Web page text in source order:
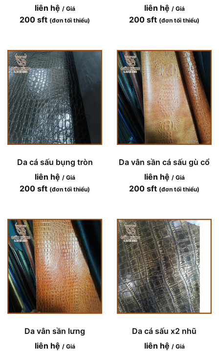
liên hệ / Giá
200 sft (đơn tối thiểu)
liên hệ / Giá
200 sft (đơn tối thiểu)
Da cá sấu bụng tròn
liên hệ / Giá
200 sft (đơn tối thiểu)
Da vân sần cá sấu gù cổ
liên hệ / Giá
200 sft (đơn tối thiểu)
Da vân sần lưng
liên hệ / Giá
Da cá sấu x2 nhũ
liên hệ / Giá